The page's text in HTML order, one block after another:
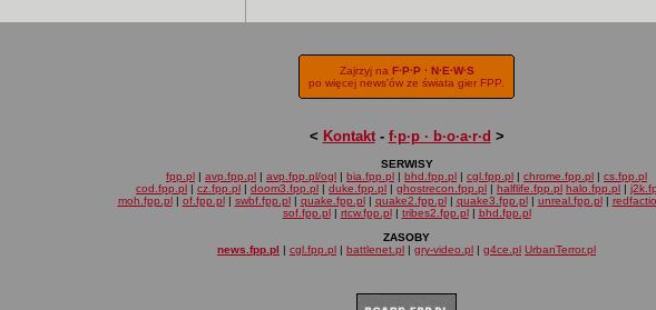
Zajrzyj na F·P·P · N·E·W·S
po więcej news'ów ze świata gier FPP.
< Kontakt- f·p·p · b·o·a·r·d >
SERWISY
fpp.pl | avp.fpp.pl | avp.fpp.pl/ogl | bia.fpp.pl | bhd.fpp.pl | cgl.fpp.pl | chrome.fpp.pl | cs.fpp.pl
cod.fpp.pl | cz.fpp.pl | doom3.fpp.pl | duke.fpp.pl | ghostrecon.fpp.pl | halflife.fpp.pl halo.fpp.pl |
moh.fpp.pl| of.fpp.pl| swbf.fpp.pl| quake.fpp.pl| quake2.fpp.pl| quake3.fpp.pl| unreal.fpp.pl|
sof.fpp.pl| rtcw.fpp.pl| tribes2.fpp.pl| bhd.fpp.pl
ZASOBY
news.fpp.pl | cgl.fpp.pl | battlenet.pl | gry-video.pl | g4ce.pl UrbanTerror.pl